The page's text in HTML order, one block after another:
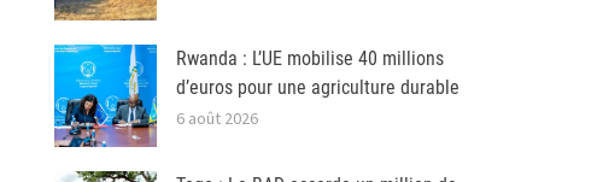
Rwanda : L’UE mobilise 40 millions
d’euros pour une agriculture durable
6 août 2026